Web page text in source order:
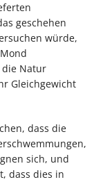
geschehen
würde,
Natur
Gleichgewicht
dass die
sich, und
dass dies in